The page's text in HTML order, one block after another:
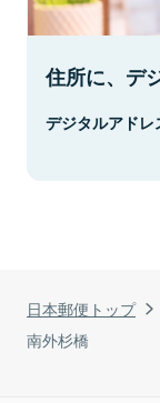
日本郵便トップ
南外杉橋
住所に、デ
デジタルアドレ